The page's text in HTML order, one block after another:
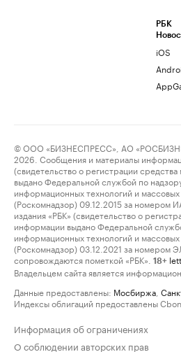
РБК
iOS
© ООО «БИЗНЕСПРЕСС», АО
2026. Сообщения и материалы
(свидетельство о регистрации
выдано Федеральной службой по
информационных технологий и
(Роскомнадзор) 09.12.2015 за номером
издания «РБК» (свидетельство о
информации выдано Федеральной
информационных технологий и
(Роскомнадзор) 03.12.2021 за номером
сопровождаются пометкой «РБК».
18+
Владельцем сайта является
Данные предоставлены: Мосбиржа
Индексы облигаций предоставлены
Информация об ограничениях
О соблюдении авторских прав